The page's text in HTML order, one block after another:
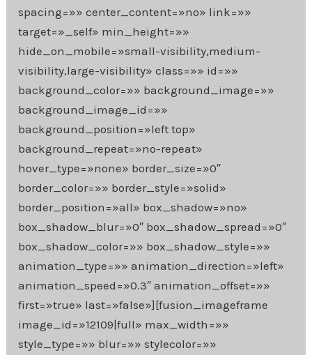
spacing=»» center_content=»no» link=»»
target=»_self» min_height=»»
hide_on_mobile=»small-visibility,medium-
visibility,large-visibility» class=»» id=»»
background_color=»» background_image=»»
background_image_id=»»
background_position=»left top»
background_repeat=»no-repeat»
hover_type=»none» border_size=»0″
border_color=»» border_style=»solid»
border_position=»all» box_shadow=»no»
box_shadow_blur=»0″ box_shadow_spread=»0″
box_shadow_color=»» box_shadow_style=»»
animation_type=»» animation_direction=»left»
animation_speed=»0.3″ animation_offset=»»
first=»true» last=»false»][fusion_imageframe
image_id=»12109|full» max_width=»»
style_type=»» blur=»» stylecolor=»»